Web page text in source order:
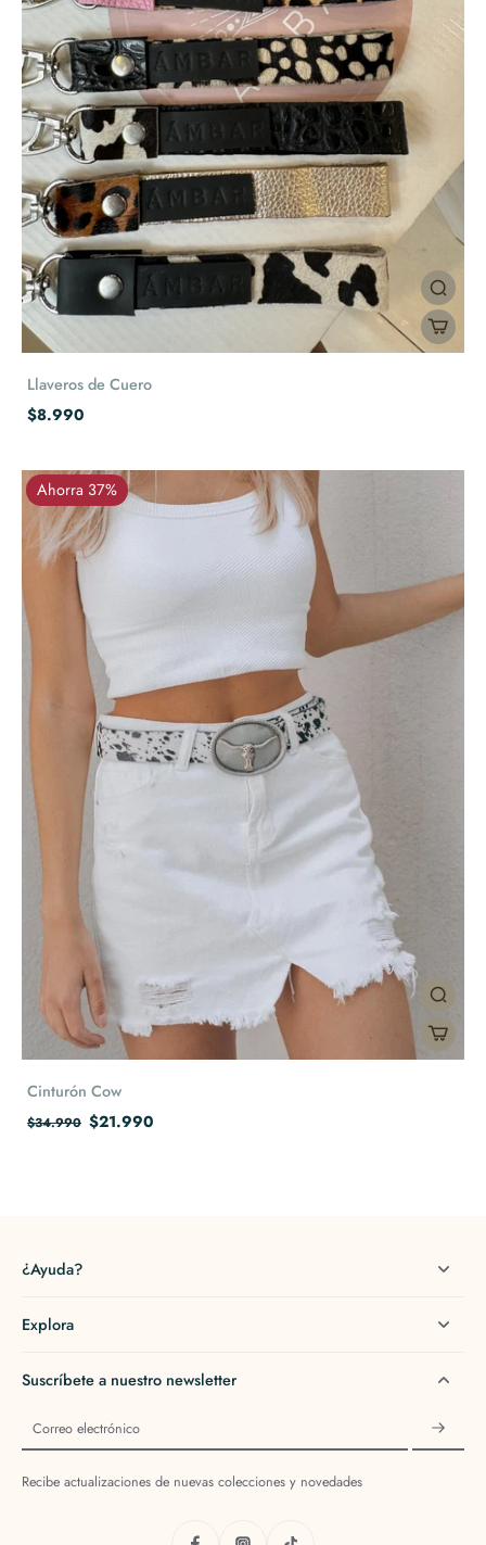
Llaveros de Cuero
$8.990
Ahorra 37%
Cinturón Cow
$34.990 $21.990
¿Ayuda?
Explora
Suscríbete a nuestro newsletter
Correo electrónico
Recibe actualizaciones de nuevas colecciones y novedades